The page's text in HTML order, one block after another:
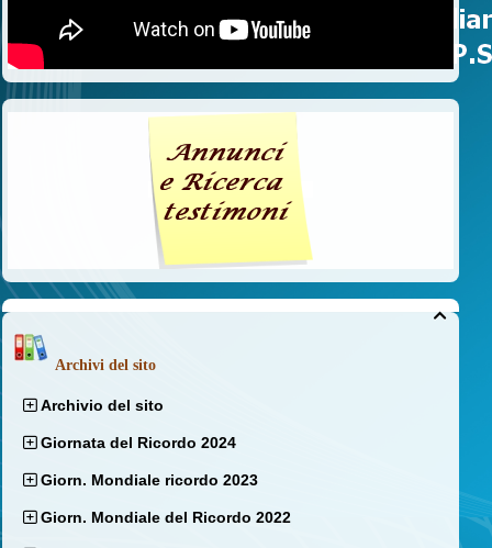

Archivi del sito
Archivio del sito
Giornata del Ricordo 2024
Giorn. Mondiale ricordo 2023
Giorn. Mondiale del Ricordo 2022